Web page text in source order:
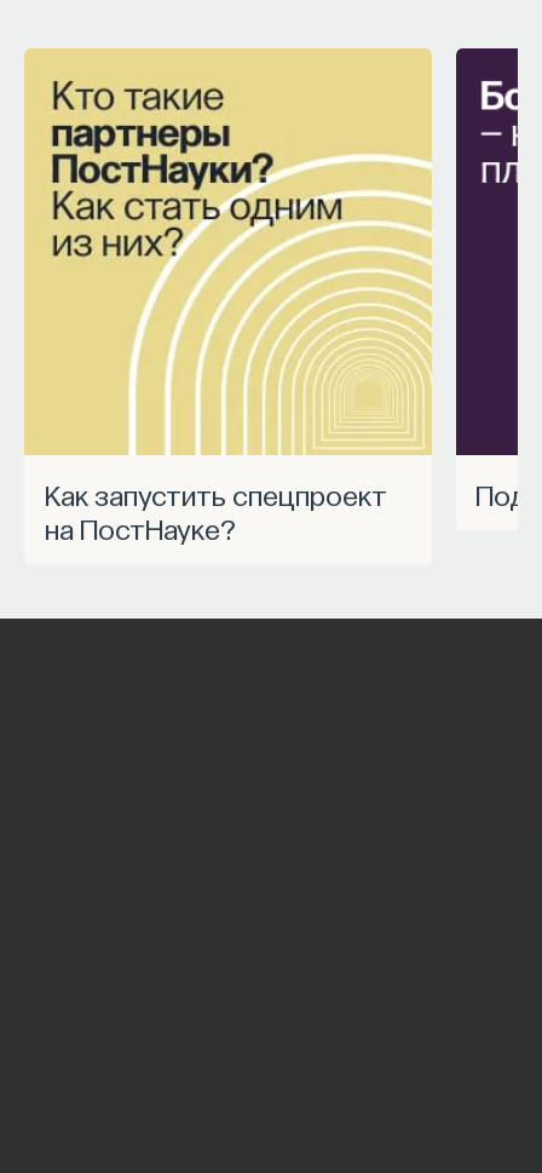
Как запустить спецпроект
на ПостНауке?